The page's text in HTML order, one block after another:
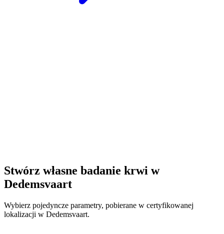
Stwórz własne badanie krwi w
Dedemsvaart
Wybierz pojedyncze parametry, pobierane w certyfikowanej
lokalizacji w Dedemsvaart.